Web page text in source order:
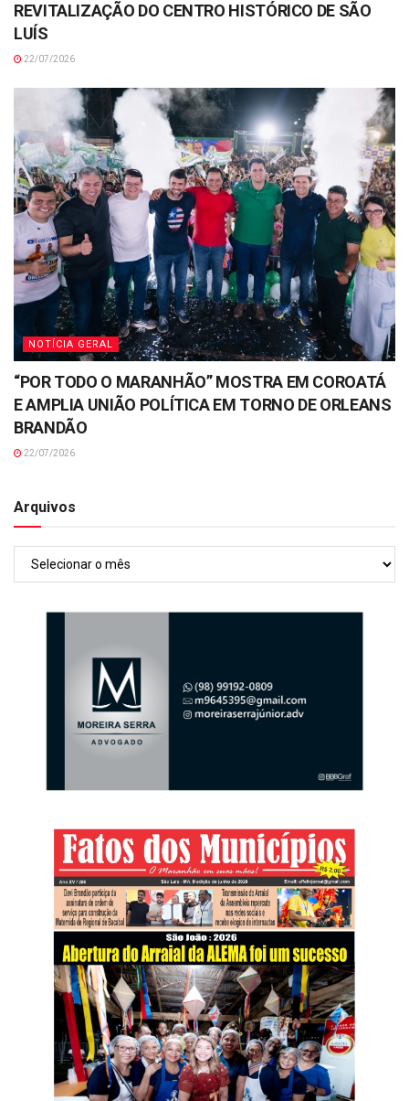
REVITALIZAÇÃO DO CENTRO HISTÓRICO DE SÃO
LUÍS
22/07/2026
NOTÍCIA GERAL
“POR TODO O MARANHÃO” MOSTRA EM COROATÁ
E AMPLIA UNIÃO POLÍTICA EM TORNO DE ORLEANS
BRANDÃO
22/07/2026
Arquivos
Arquivos